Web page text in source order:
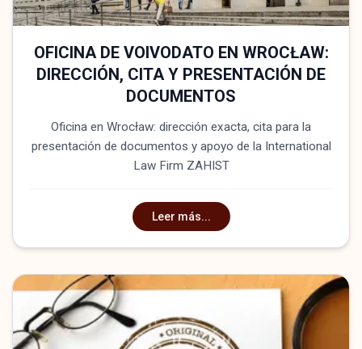
OFICINA DE VOIVODATO EN WROCŁAW:
DIRECCIÓN, CITA Y PRESENTACIÓN DE
DOCUMENTOS
Oficina en Wrocław: dirección exacta, cita para la
presentación de documentos y apoyo de la International
Law Firm ZAHIST
Leer más...